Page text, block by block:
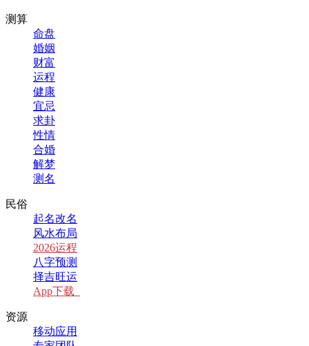
测算
命盘
婚姻
财富
运程
健康
宜忌
求卦
性情
合婚
解梦
测名
民俗
起名改名
风水布局
2026运程
八字预测
择吉旺运
App下载
资源
移动应用